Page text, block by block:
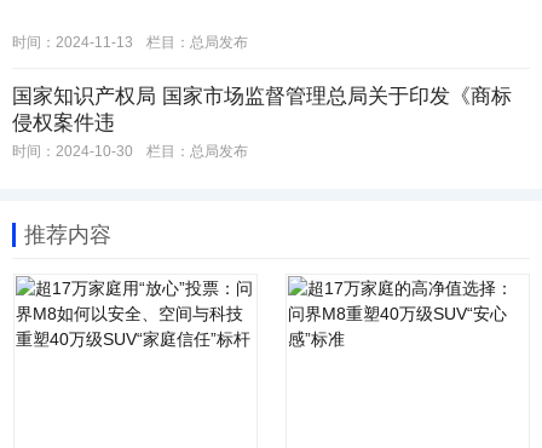
时间：2024-11-13 栏目： 总局发布
国家知识产权局 国家市场监督管理总局关于印发《商标
侵权案件违
时间：2024-10-30 栏目： 总局发布
推荐内容